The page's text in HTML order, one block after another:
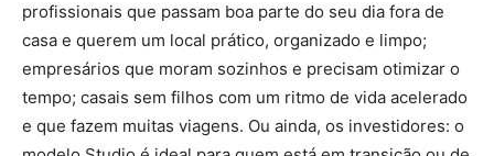
profissionais que passam boa parte do seu dia fora de
casa e querem um local prático, organizado e limpo;
empresários que moram sozinhos e precisam otimizar o
tempo; casais sem filhos com um ritmo de vida acelerado
e que fazem muitas viagens. Ou ainda, os investidores: o